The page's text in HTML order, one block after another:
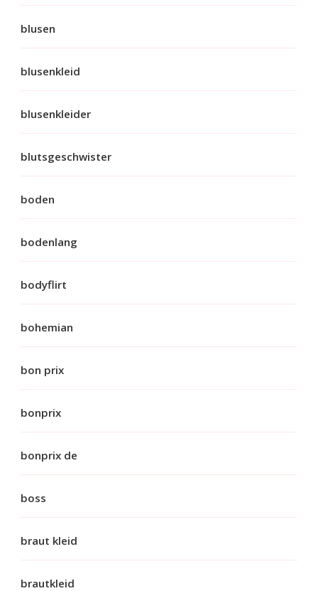
blusen
blusenkleid
blusenkleider
blutsgeschwister
boden
bodenlang
bodyflirt
bohemian
bon prix
bonprix
bonprix de
boss
braut kleid
brautkleid